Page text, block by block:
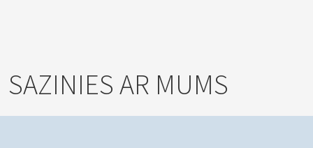
SAZINIES AR MUMS